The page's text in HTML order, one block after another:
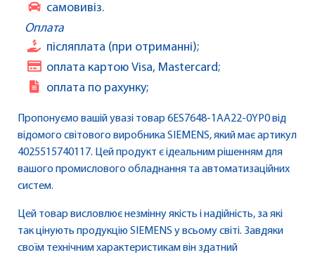
самовивіз.
Оплата
післяплата (при отриманні);
оплата картою Visa, Mastercard;
оплата по рахунку;
Пропонуємо вашій увазі товар 6ES7648-1AA22-0YP0 від
відомого світового виробника SIEMENS, який має артикул
4025515740117. Цей продукт є ідеальним рішенням для
вашого промислового обладнання та автоматизаційних
систем.
Цей товар висловлює незмінну якість і надійність, за які
так цінують продукцію SIEMENS у всьому світі. Завдяки
своїм технічним характеристикам він здатний